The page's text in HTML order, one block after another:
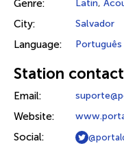
Genre: Latin,
City: Salvador
Language: Português
Station
Email:
Website:
Social: